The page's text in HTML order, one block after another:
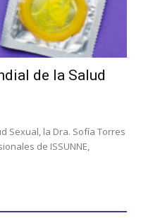
de la Salud
Sexual, la Dra. Sofía Torres
de ISSUNNE,